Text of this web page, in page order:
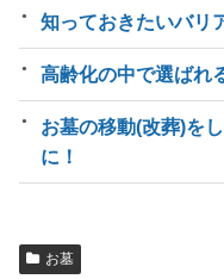
知っておきたいバリ
高齢化の中で選ばれ
お墓の移動(改葬)を
に！
お墓